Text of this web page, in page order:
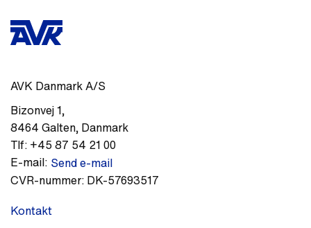
AVK Danmark A/S
Bizonvej 1,
8464 Galten, Danmark
Tlf: +45 87 54 21 00
E-mail: Send e-mail
CVR-nummer: DK-57693517
Kontakt